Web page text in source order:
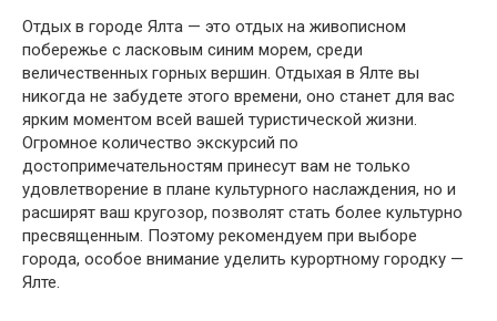
Отдых в городе Ялта — это отдых на живописном
побережье с ласковым синим морем, среди
величественных горных вершин. Отдыхая в Ялте вы
никогда не забудете этого времени, оно станет для вас
ярким моментом всей вашей туристической жизни.
Огромное количество экскурсий по
достопримечательностям принесут вам не только
удовлетворение в плане культурного наслаждения, но и
расширят ваш кругозор, позволят стать более культурно
пресвященным. Поэтому рекомендуем при выборе
города, особое внимание уделить курортному городку —
Ялте.